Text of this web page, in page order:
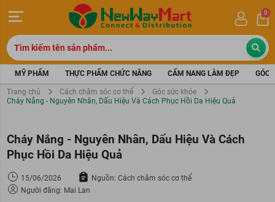
0
MỸ PHẨM THỰC PHẨM CHỨC NĂNG CẨM NANG LÀM ĐẸP GÓC
Trang chủ Cách chăm sóc cơ thể
Góc sức khỏe
Cháy Nắng - Nguyên Nhân, Dấu Hiệu Và Cách Phục Hồi Da Hiệu Quả
Cháy Nắng - Nguyên Nhân, Dấu Hiệu Và Cách
Phục Hồi Da Hiệu Quả
15/06/2026
Nguồn: Cách chăm sóc cơ thể
Người đăng: Mai Lan